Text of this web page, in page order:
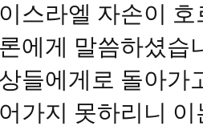
이스라엘 자손이
론에게 말씀하셨습
상들에게로 돌아가
어가지 못하리니